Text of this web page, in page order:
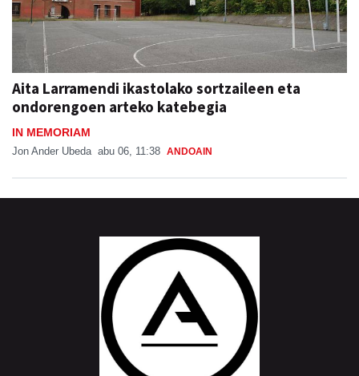
Aita Larramendi ikastolako sortzaileen eta
ondorengoen arteko katebegia
IN MEMORIAM
Jon Ander Ubeda abu 06, 11:38 ANDOAIN